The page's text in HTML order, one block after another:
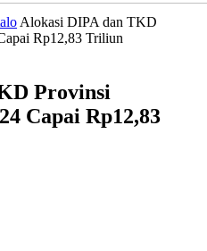
Alokasi DIPA dan TKD
Rp12,83 Triliun
Provinsi
Capai Rp12,83